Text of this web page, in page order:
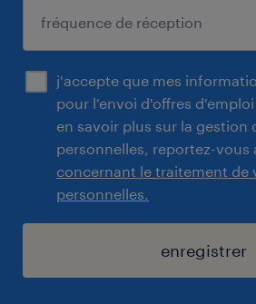
j'accepte que mes
pour l'envoi d'offres
en savoir plus sur la gestion
personnelles, reportez-vous
concernant le traitement de
personnelles.
enregistrer